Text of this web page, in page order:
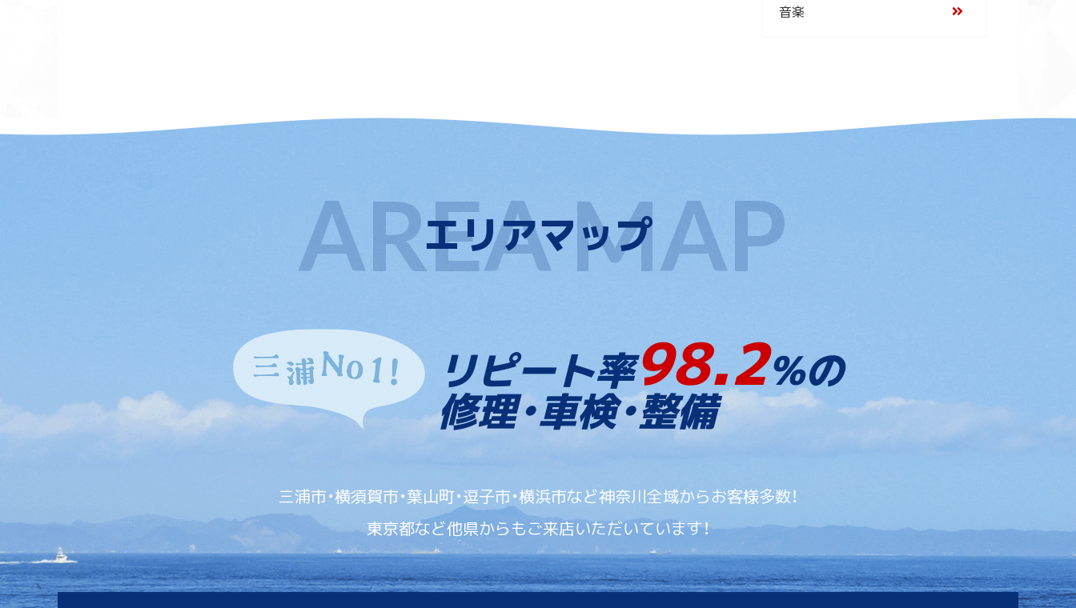
音楽
エリアマップ
リピート率98.2%の
修理・車検・整備
三浦市・横須賀市・葉山町・逗子市・横浜市など神奈川全域からお客様多数！
東京都など他県からもご来店いただいています！